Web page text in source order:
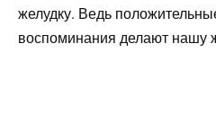
желудку. Ведь
воспоминания делают нашу